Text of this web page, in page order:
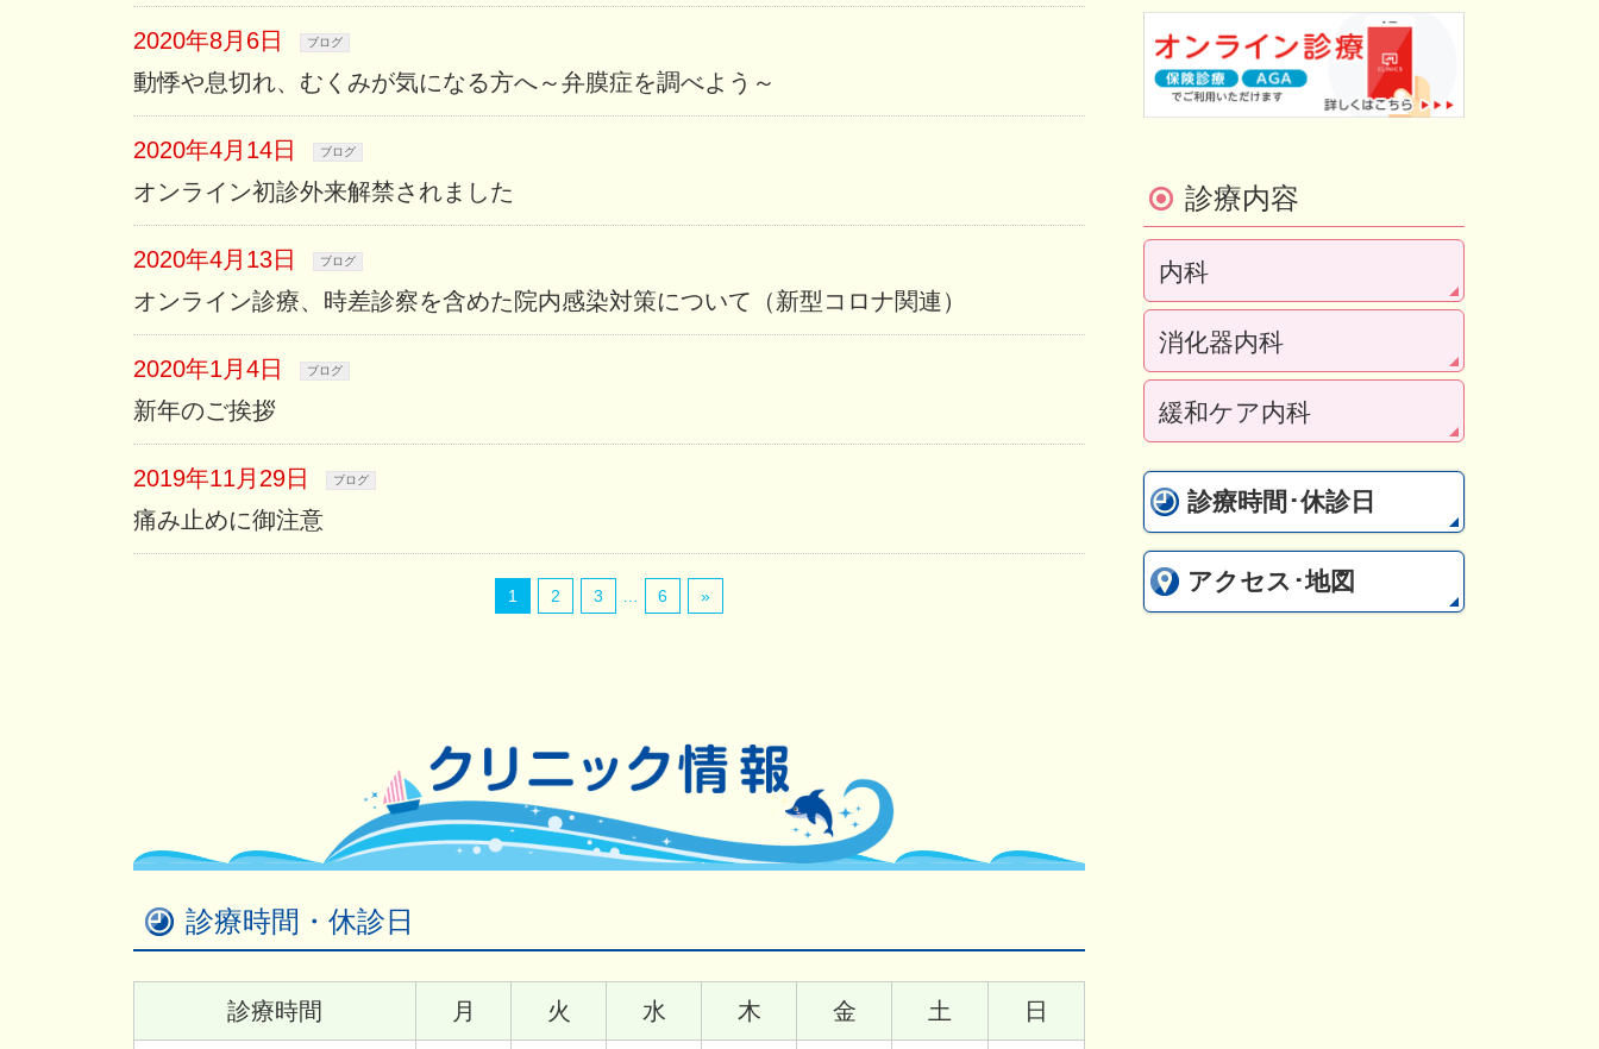
2020年8月6日 ブログ
動悸や息切れ、むくみが気になる方へ～弁膜症を調べよう～
2020年4月14日 ブログ
オンライン初診外来解禁されました
2020年4月13日 ブログ
オンライン診療、時差診察を含めた院内感染対策について（新型コロナ関連）
2020年1月4日 ブログ
新年のご挨拶
2019年11月29日 ブログ
痛み止めに御注意
1 2 3 6 »
診療時間・休診日
診療時間 月 火 水 木 金 土 日
診療内容
内科
消化器内科
緩和ケア内科
診療時間･休診日
アクセス･地図